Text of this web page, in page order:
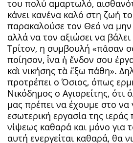
του πολύ αμαρτωλό,
κάνει κανένα καλό στη ζωή
παρακαλούσε τον Θεό να μην
αλλά να τον αξιώσει να
Τρίτον, η συμβουλή «πᾶσαν
ποίησον, ἶνα ἡ ἔνδον σου
καὶ νικήσης τὰ ἔξω πάθη».
προτρέπει ο Όσιος, όπως
Νικόδημος ο Αγιορείτης, ότι
μας πρέπει να έχουμε στο να
εσωτερική εργασία της
νίψεως καθαρά και μόνο για
αυτή ενεργείται καθαρά, θα